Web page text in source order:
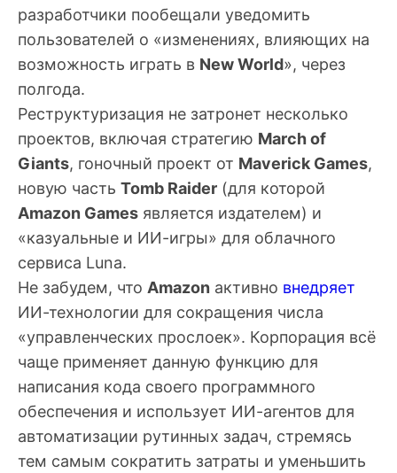
разработчики пообещали уведомить
пользователей о «изменениях, влияющих на
возможность играть в New World», через
полгода.
Реструктуризация не затронет несколько
проектов, включая стратегию March of
Giants, гоночный проект от Maverick Games,
новую часть Tomb Raider (для которой
Amazon Games является издателем) и
«казуальные и ИИ-игры» для облачного
сервиса Luna.
Не забудем, что Amazon активно внедряет
ИИ-технологии для сокращения числа
«управленческих прослоек». Корпорация всё
чаще применяет данную функцию для
написания кода своего программного
обеспечения и использует ИИ-агентов для
автоматизации рутинных задач, стремясь
тем самым сократить затраты и уменьшить